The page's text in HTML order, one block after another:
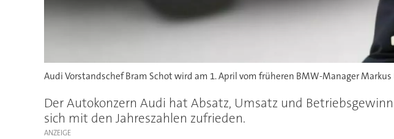
Audi Vorstandschef Bram Schot wird am 1. April vom früheren BMW-Manager
Der Autokonzern Audi hat Absatz, Umsatz und
sich mit den Jahreszahlen zufrieden.
ANZEIGE